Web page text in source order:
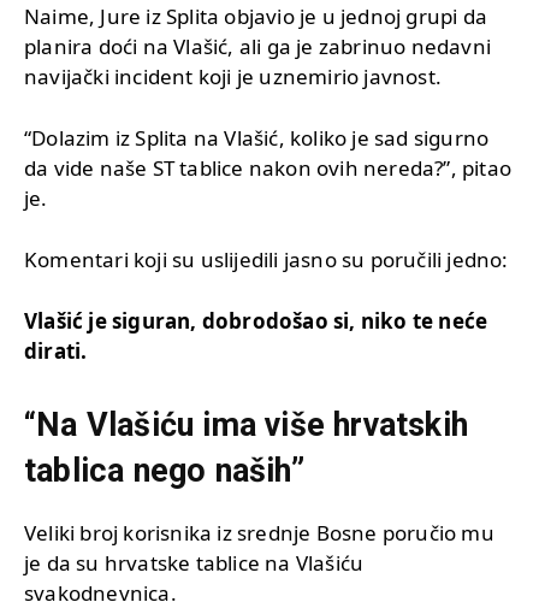
Naime, Jure iz Splita objavio je u jednoj grupi da
planira doći na Vlašić, ali ga je zabrinuo nedavni
navijački incident koji je uznemirio javnost.
“Dolazim iz Splita na Vlašić, koliko je sad sigurno
da vide naše ST tablice nakon ovih nereda?”, pitao
je.
Komentari koji su uslijedili jasno su poručili jedno:
Vlašić je siguran, dobrodošao si, niko te neće
dirati.
“Na Vlašiću ima više hrvatskih
tablica nego naših”
Veliki broj korisnika iz srednje Bosne poručio mu
je da su hrvatske tablice na Vlašiću
svakodnevnica.